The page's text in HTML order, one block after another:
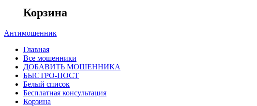
Корзина
Антимошенник
Главная
Все мошенники
ДОБАВИТЬ МОШЕННИКА
БЫСТРО-ПОСТ
Белый список
Бесплатная консультация
Корзина